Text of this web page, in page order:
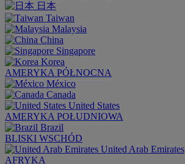
日本
Taiwan
Malaysia
China
Singapore
Korea
AMERYKA PÓŁNOCNA
México
Canada
United States
AMERYKA POŁUDNIOWA
Brazil
BLISKI WSCHÓD
United Arab Emirates
AFRYKA